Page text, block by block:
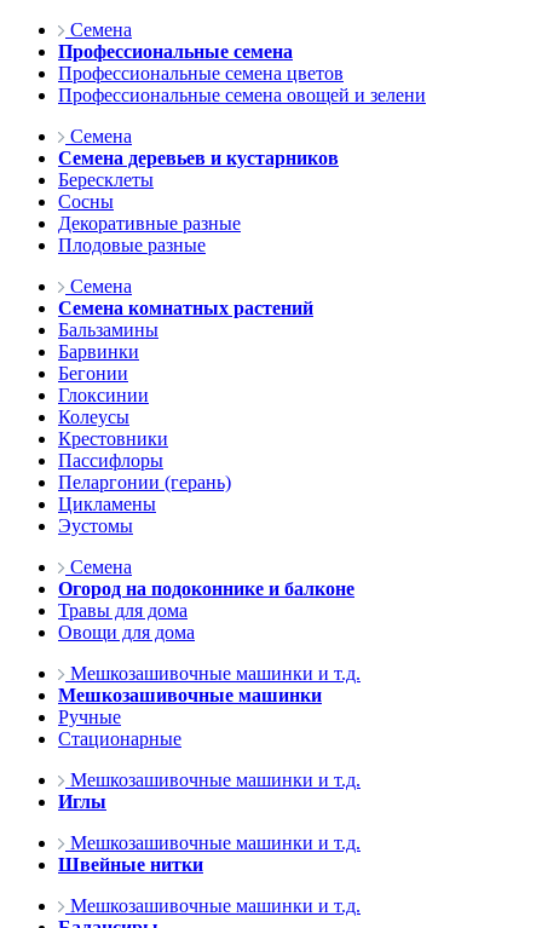
Семена
Профессиональные семена
Профессиональные семена цветов
Профессиональные семена овощей и зелени
Семена
Семена деревьев и кустарников
Бересклеты
Сосны
Декоративные разные
Плодовые разные
Семена
Семена комнатных растений
Бальзамины
Барвинки
Бегонии
Глоксинии
Колеусы
Крестовники
Пассифлоры
Пеларгонии (герань)
Цикламены
Эустомы
Семена
Огород на подоконнике и балконе
Травы для дома
Овощи для дома
Мешкозашивочные машинки и т.д.
Мешкозашивочные машинки
Ручные
Стационарные
Мешкозашивочные машинки и т.д.
Иглы
Мешкозашивочные машинки и т.д.
Швейные нитки
Мешкозашивочные машинки и т.д.